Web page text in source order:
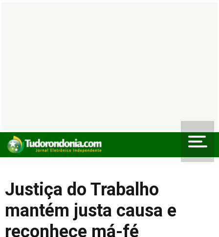
Justiça do Trabalho
mantém justa causa e
reconhece má-fé